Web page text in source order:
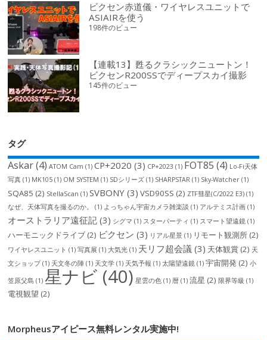
ビクセン赤道儀・ワイヤレスユニットで
ASIAIRを使う
198件のビュー
【連載13】甦るクラシックニュートン！
ビクセンR200SSでディープスカイ撮影
145件のビュー
タグ
Askar(4) ATOM Cam (1) CP+2020 (3) CP+2023 (1) FOT85 (4) Lo-Fi天体
写真 (1) MK105 (1) OM SYSTEM (1) SDシリーズ (1) SHARPSTAR (1) Sky-Watcher (1)
SQA85 (2) StellaScan (1) SVBONY (3) VSD90SS (2) ZTF彗星(C/2022 E3) (1)
なぜ、天体写真を撮るのか。
(1) よっちゃん宇宙カメラ雑楽談 (1) アルテミス計画 (1)
オーストラリア遠征記 (3) シグマ (1) スターパーティ (1) スマート望遠鏡 (1)
ハーモニックドライブ (2) ビクセン (3) リアル星景 (1) リモート観測所 (2)
ワイヤレスユニット (1) 写真展 (1) 大気光 (1) 天リフ超会議 (3) 天体観賞 (2) 天
文ショップ(1) 天文冬の陣 (1) 天文学 (1) 天気予報 (1) 太陽望遠鏡 (1) 宇宙開発 (2) 小
笠原父島 (1) 星ナビ (40) 星雲の色 (1) 暦 (1) 流星 (2) 限界等級 (1)
電視観望 (2)
Morpheusアイピース無料レンタル実施中!